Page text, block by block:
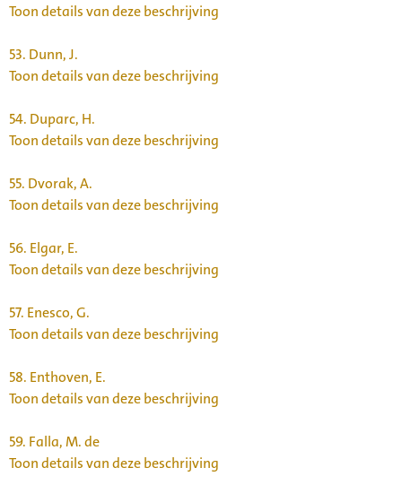
Toon details van deze beschrijving
53. Dunn, J.
Toon details van deze beschrijving
54. Duparc, H.
Toon details van deze beschrijving
55. Dvorak, A.
Toon details van deze beschrijving
56. Elgar, E.
Toon details van deze beschrijving
57. Enesco, G.
Toon details van deze beschrijving
58. Enthoven, E.
Toon details van deze beschrijving
59. Falla, M. de
Toon details van deze beschrijving